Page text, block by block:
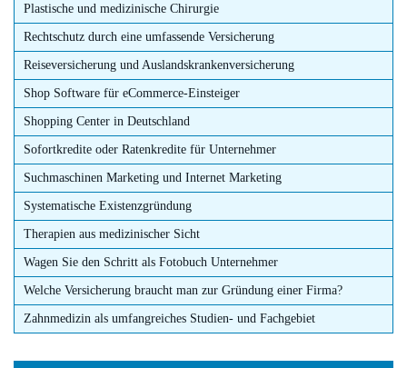
Plastische und medizinische Chirurgie
Rechtschutz durch eine umfassende Versicherung
Reiseversicherung und Auslandskrankenversicherung
Shop Software für eCommerce-Einsteiger
Shopping Center in Deutschland
Sofortkredite oder Ratenkredite für Unternehmer
Suchmaschinen Marketing und Internet Marketing
Systematische Existenzgründung
Therapien aus medizinischer Sicht
Wagen Sie den Schritt als Fotobuch Unternehmer
Welche Versicherung braucht man zur Gründung einer Firma?
Zahnmedizin als umfangreiches Studien- und Fachgebiet